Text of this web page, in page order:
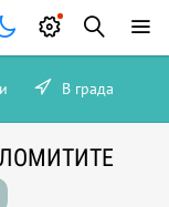
В града